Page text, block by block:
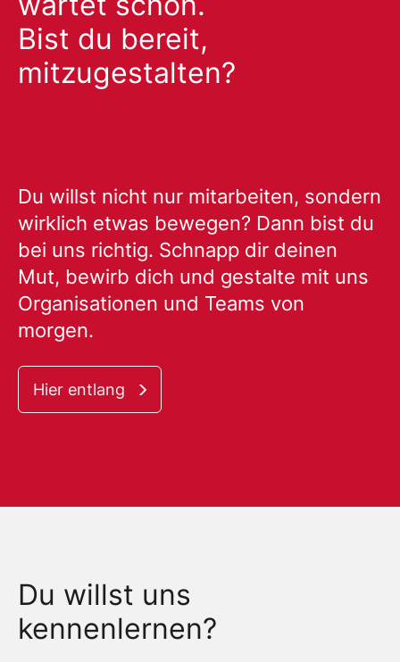
Bist du bereit,
mitzugestalten?
Du willst nicht nur mitarbeiten, sondern
wirklich etwas bewegen? Dann bist du
bei uns richtig. Schnapp dir deinen
Mut, bewirb dich und gestalte mit uns
Organisationen und Teams von
morgen.
Hier entlang
Du willst uns
kennenlernen?